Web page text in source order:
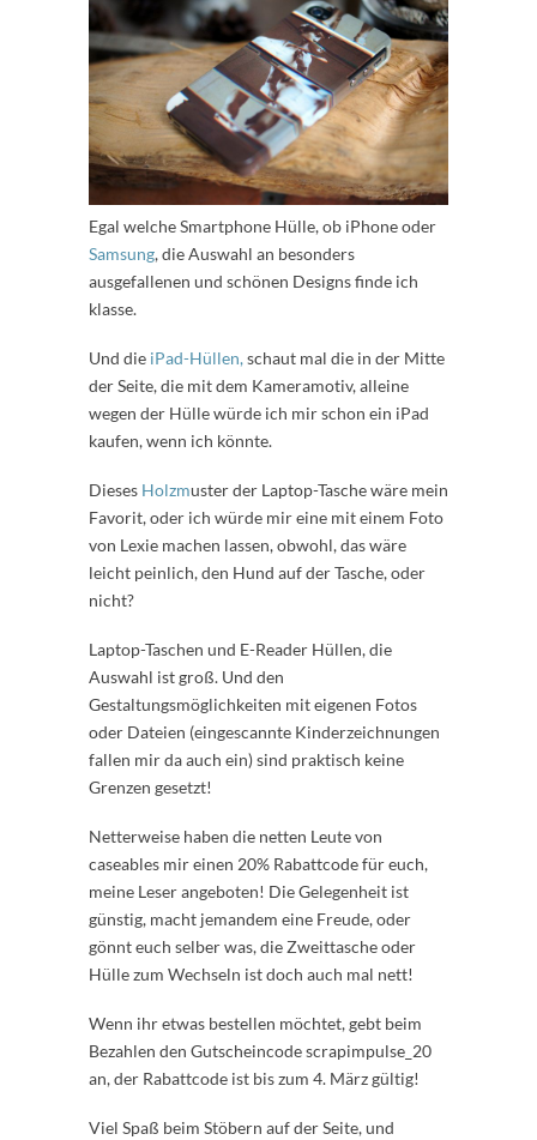
Egal welche Smartphone Hülle, ob iPhone oder
Samsung, die Auswahl an besonders
ausgefallenen und schönen Designs finde ich
klasse.
Und die iPad-Hüllen,schaut mal die in der Mitte
der Seite, die mit dem Kameramotiv, alleine
wegen der Hülle würde ich mir schon ein iPad
kaufen, wenn ich könnte.
Dieses Holzmuster der Laptop-Tasche wäre mein
Favorit, oder ich würde mir eine mit einem Foto
von Lexie machen lassen, obwohl, das wäre
leicht peinlich, den Hund auf der Tasche, oder
nicht?
Laptop-Taschen und E-Reader Hüllen, die
Auswahl ist groß. Und den
Gestaltungsmöglichkeiten mit eigenen Fotos
oder Dateien (eingescannte Kinderzeichnungen
fallen mir da auch ein) sind praktisch keine
Grenzen gesetzt!
Netterweise haben die netten Leute von
caseables mir einen 20% Rabattcode für euch,
meine Leser angeboten! Die Gelegenheit ist
günstig, macht jemandem eine Freude, oder
gönnt euch selber was, die Zweittasche oder
Hülle zum Wechseln ist doch auch mal nett!
Wenn ihr etwas bestellen möchtet, gebt beim
Bezahlen den Gutscheincode scrapimpulse_20
an, der Rabattcode ist bis zum 4. März gültig!
Viel Spaß beim Stöbern auf der Seite, und